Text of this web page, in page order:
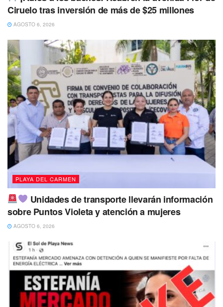
Ciruelo tras inversión de más de $25 millones
AGOSTO 6, 2026
PLAYA DEL CARMEN
Unidades de transporte llevarán información
sobre Puntos Violeta y atención a mujeres
AGOSTO 6, 2026